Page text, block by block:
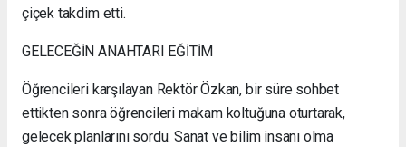
çiçek takdim etti.
GELECEĞİN ANAHTARI EĞİTİM
Öğrencileri karşılayan Rektör Özkan, bir süre sohbet
ettikten sonra öğrencileri makam koltuğuna oturtarak,
gelecek planlarını sordu. Sanat ve bilim insanı olma